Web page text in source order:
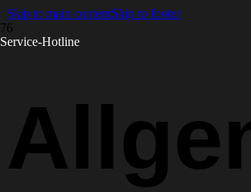
Skip to main contentSkip to footer
Service-Hotline